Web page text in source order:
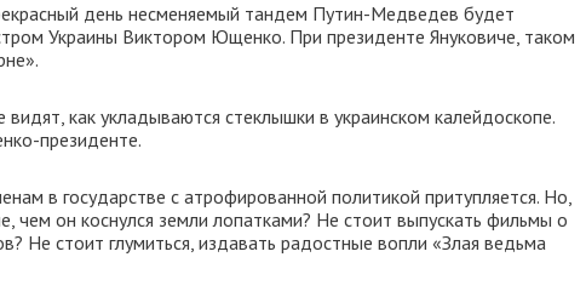
день несменяемый тандем Путин-Медведев будет
Украины Виктором Ющенко. При президенте Януковиче, таком
как укладываются стеклышки в украинском калейдоскопе.
президенте.
в государстве с атрофированной политикой притупляется. Но,
чем он коснулся земли лопатками? Не стоит выпускать фильмы о
Не стоит глумиться, издавать радостные вопли «Злая ведьма